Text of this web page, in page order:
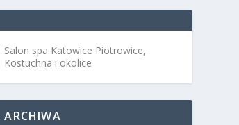
Salon spa Katowice Piotrowice,
Kostuchna i okolice
ARCHIWA